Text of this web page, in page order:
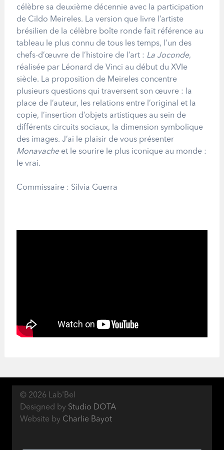
célèbre sa deuxième décennie avec la participation
de Cildo Meireles. La version que livre l’artiste
brésilien de la célèbre boîte ronde fait référence au
tableau le plus connu de tous les temps, l’un des
chefs-d’oeuvre de l’histoire de l’art : La Joconde,
réalisée par Léonard de Vinci au début du XVIe
siècle. La proposition de Meireles concentre
plusieurs questions qui traversent son oeuvre : la
place de l’auteur, les relations entre l’original et la
copie, l’insertion d’objets artistiques au sein de
différents circuits sociaux, la dimension symbolique
des images. J’ai le plaisir de vous présenter
Monavacheet le sourire le plus iconique au monde :
le vrai.
Commissaire : Silvia Guerra
© 2026 Lab'Bel
Designed by Studio DOTA
Website by Charlie Bayot